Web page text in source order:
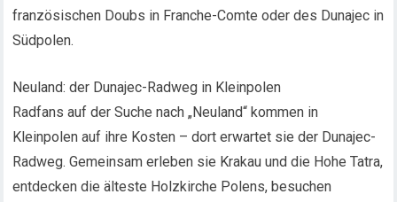
französischen Doubs in Franche-Comte oder des Dunajec in
Südpolen.
Neuland: der Dunajec-Radweg in Kleinpolen
Radfans auf der Suche nach „Neuland“ kommen in
Kleinpolen auf ihre Kosten – dort erwartet sie der Dunajec-
Radweg. Gemeinsam erleben sie Krakau und die Hohe Tatra,
entdecken die älteste Holzkirche Polens, besuchen